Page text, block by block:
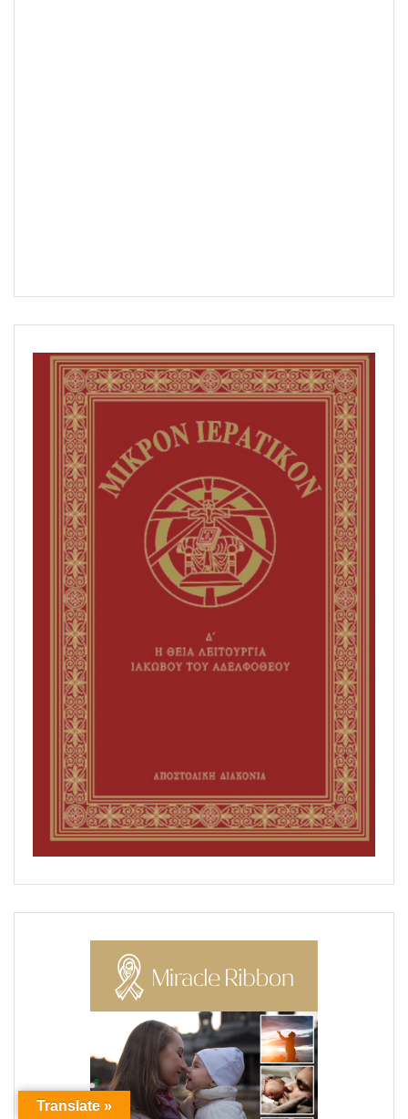
Translate »